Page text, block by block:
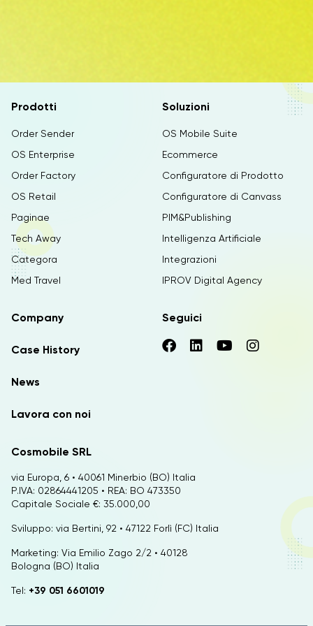
Cosmobile SRL
via Europa, 6 • 40061 Minerbio (BO) Italia
P.IVA: 02864441205 • REA: BO 473350
Capitale Sociale €: 35.000,00
Sviluppo: via Bertini, 92 • 47122 Forlì (FC) Italia
Marketing: Via Emilio Zago 2/2 • 40128
Bologna (BO) Italia
Tel: +39 051 6601019
Prodotti
Order Sender
OS Enterprise
Order Factory
OS Retail
Paginae
Tech Away
Categora
Med Travel
Soluzioni
OS Mobile Suite
Ecommerce
Configuratore di Prodotto
Configuratore di Canvass
PIM&Publishing
Intelligenza Artificiale
Integrazioni
IPROV Digital Agency
Company
Case History
News
Lavora con noi
Seguici